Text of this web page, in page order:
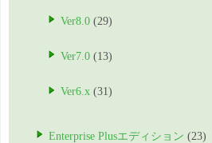
Ver8.0 (29)
Ver7.0 (13)
Ver6.x (31)
Enterprise Plusエディション (23)